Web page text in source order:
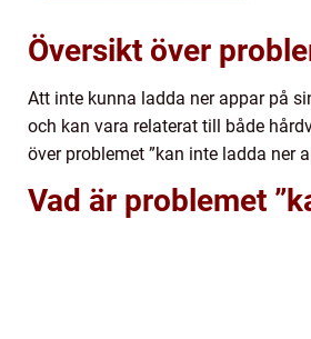
Översikt över
Att inte kunna ladda ner appar på
och kan vara relaterat till både
över problemet ”kan inte ladda ner
Vad är problemet